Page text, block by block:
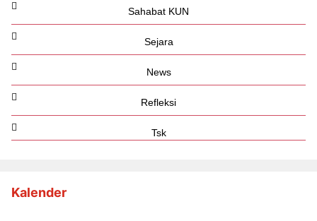
Sahabat KUN
Sejara
News
Refleksi
Tsk
Kalender